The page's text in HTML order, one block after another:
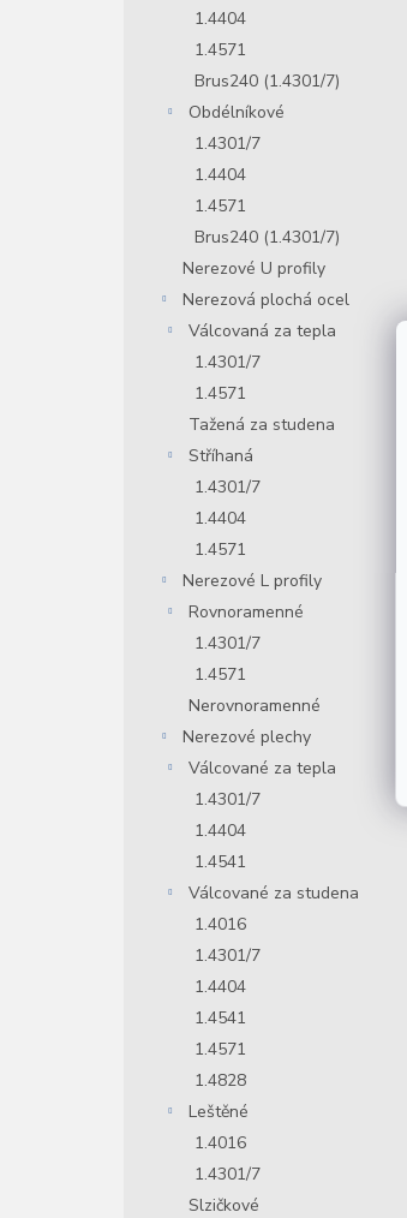
1.4404
1.4571
Brus240 (1.4301/7)
Obdélníkové
1.4301/7
1.4404
1.4571
Brus240 (1.4301/7)
Nerezové U profily
Nerezová plochá ocel
Válcovaná za tepla
1.4301/7
1.4571
Tažená za studena
Stříhaná
1.4301/7
1.4404
1.4571
Nerezové L profily
Rovnoramenné
1.4301/7
1.4571
Nerovnoramenné
Nerezové plechy
Válcované za tepla
1.4301/7
1.4404
1.4541
Válcované za studena
1.4016
1.4301/7
1.4404
1.4541
1.4571
1.4828
Leštěné
1.4016
1.4301/7
Slzičkové